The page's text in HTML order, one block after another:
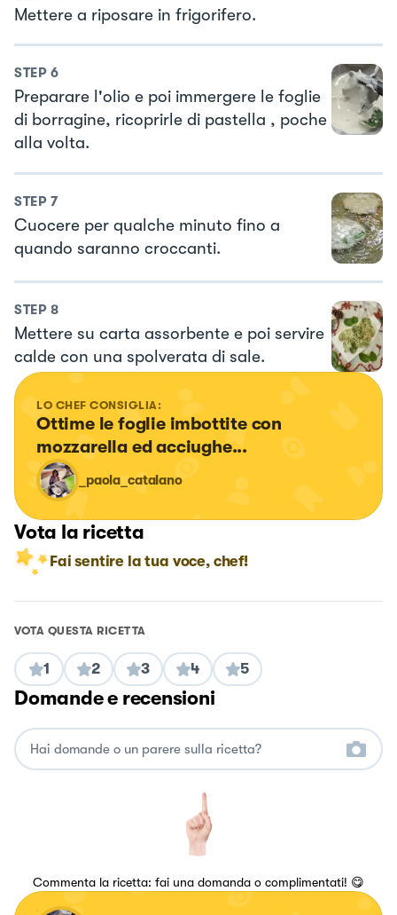
Mettere a riposare in frigorifero.
STEP 6
Preparare l'olio e poi immergere le foglie
di borragine, ricoprirle di pastella , poche
alla volta.
STEP 7
Cuocere per qualche minuto fino a
quando saranno croccanti.
STEP 8
Mettere su carta assorbente e poi servire
calde con una spolverata di sale.
LO CHEF CONSIGLIA:
Ottime le foglie imbottite con
mozzarella ed acciughe...
_paola_catalano
Vota la ricetta
Fai sentire la tua voce, chef!
VOTA QUESTA RICETTA
1 2 3 4 5
Domande e recensioni
Commenta la ricetta: fai una domanda o complimentati! 😋